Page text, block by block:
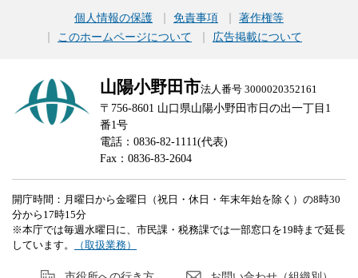
個人情報の保護 免責事項
著作権等
このホームページについて
広告掲載について
山陽小野田市法人番号 3000020352161
〒756-8601 山口県山陽小野田市日の出一丁目1
番1号
電話：0836-82-1111(代表)
Fax：0836-83-2604
開庁時間：月曜日から金曜日（祝日・休日・年末年始を除く）の8時30
分から17時15分
※本庁では毎週水曜日に、市民課・税務課では一部窓口を19時まで延長
しています。
（取扱業務）